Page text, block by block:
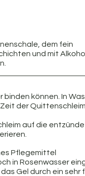
dem fein
und mit Alkohol
können. In
der Quittenschleim.
auf die
Pflegemittel
in Rosenwasser
Gel durch ein sehr